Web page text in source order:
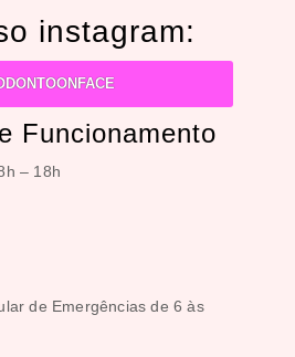
instagram:
Funcionamento
– 18h
de Emergências de 6 às